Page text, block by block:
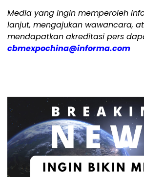
Media yang ingin memperoleh
lanjut, mengajukan wawancara,
mendapatkan akreditasi pers
cbmexpochina@informa.com